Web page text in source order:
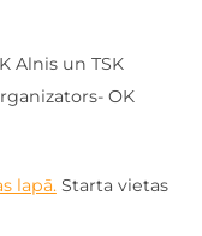
Alnis un TSK
OK
lapā.Starta vietas